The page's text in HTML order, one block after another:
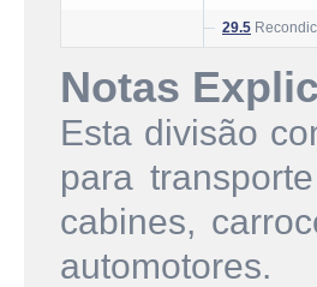
29.5
Notas
Esta divisão
para
cabines,
automotores.